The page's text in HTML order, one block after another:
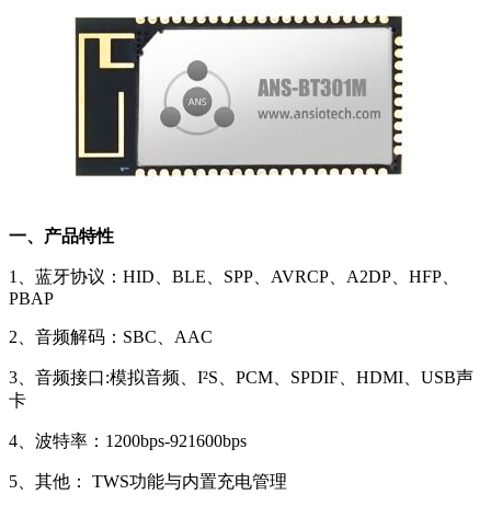
一、产品特性
1、蓝牙协议：HID、BLE、SPP、AVRCP、A2DP、HFP、
PBAP
2、音频解码：SBC、AAC
3、音频接口:模拟音频、I²S、PCM、SPDIF、HDMI、USB声
卡
4、波特率：1200bps-921600bps
5、其他： TWS功能与内置充电管理